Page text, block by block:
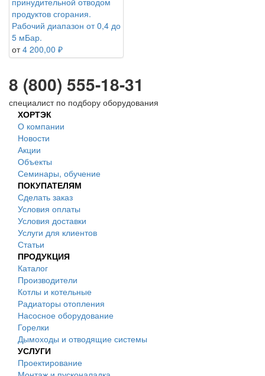
продуктов сгорания.
Рабочий диапазон от 0,4 до
5 мБар.
от 4 200,00 ₽
8 (800) 555-18-31
специалист по подбору оборудования
ХОРТЭК
О компании
Новости
Акции
Объекты
Семинары, обучение
ПОКУПАТЕЛЯМ
Сделать заказ
Условия оплаты
Условия доставки
Услуги для клиентов
Статьи
ПРОДУКЦИЯ
Каталог
Производители
Котлы и котельные
Радиаторы отопления
Насосное оборудование
Горелки
Дымоходы и отводящие системы
УСЛУГИ
Проектирование